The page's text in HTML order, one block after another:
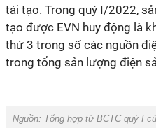
tái tạo. Trong quý I/2022,
tạo được EVN huy động là
thứ 3 trong số các nguồn
trong tổng sản lượng điện
Nguồn: Tổng hợp từ BCTC quý I